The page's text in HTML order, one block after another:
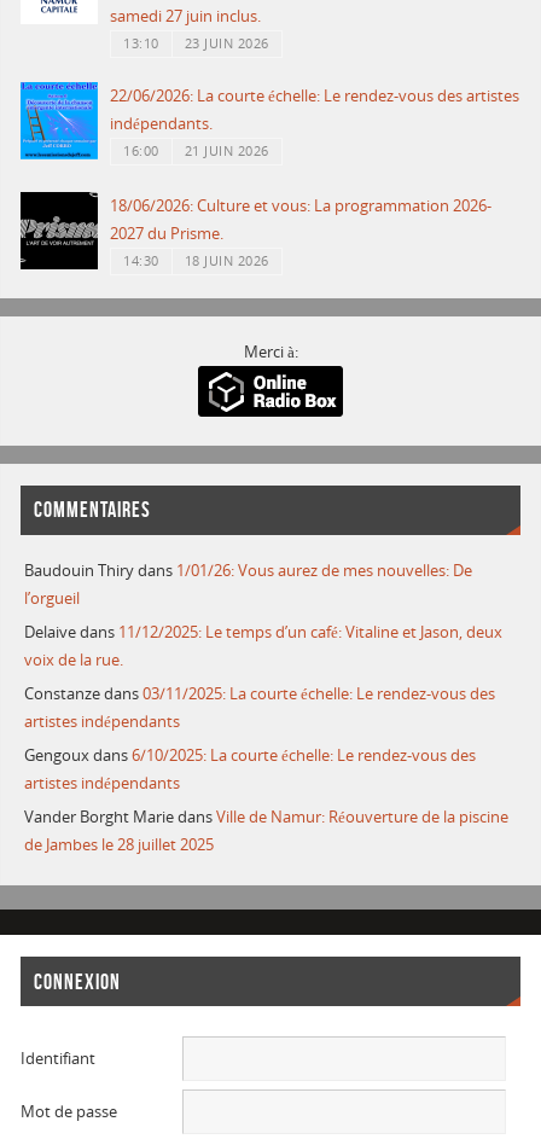
samedi 27 juin inclus.
13:10 23 JUIN 2026
22/06/2026: La courte échelle: Le rendez-vous des artistes
indépendants.
16:00 21 JUIN 2026
18/06/2026: Culture et vous: La programmation 2026-
2027 du Prisme.
14:30 18 JUIN 2026
Merci à:
COMMENTAIRES
Baudouin Thirydans 1/01/26: Vous aurez de mes nouvelles: De
l’orgueil
Delaivedans 11/12/2025: Le temps d’un café: Vitaline et Jason, deux
voix de la rue.
Constanzedans03/11/2025: La courte échelle: Le rendez-vous des
artistes indépendants
Gengouxdans6/10/2025: La courte échelle: Le rendez-vous des
artistes indépendants
Vander Borght MariedansVille de Namur: Réouverture de la piscine
de Jambes le 28 juillet 2025
CONNEXION
Identifiant
Mot de passe